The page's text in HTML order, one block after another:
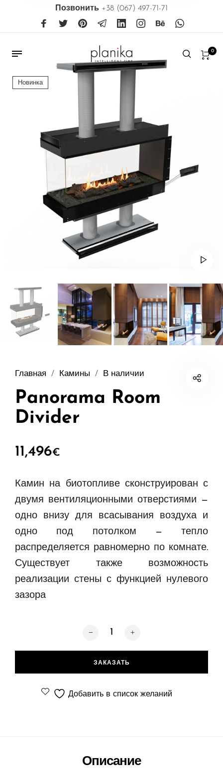
Позвонить +38 (067) 497-71-71
0
Новинка
Главная / Камины / В наличии
Panorama Room
Divider
11,496€
Камин на биотопливе сконструирован с
двумя вентиляционными отверстиями —
одно внизу для всасывания воздуха и
одно под потолком — тепло
распределяется равномерно по комнате.
Существует также возможность
реализации стены с функцией нулевого
зазора
Количество товара Panorama Room
ЗАКАЗАТЬ
Добавить в список желаний
Описание